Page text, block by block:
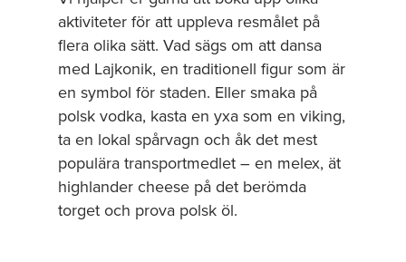
aktiviteter för att uppleva resmålet på
flera olika sätt. Vad sägs om att dansa
med Lajkonik, en traditionell figur som är
ensymbol för staden. Eller smaka på
polsk vodka, kasta en yxa som en viking,
ta en lokalspårvagn och åk det mest
populära transportmedlet – en melex, ät
highlander cheese på det berömda
torget och prova polsk öl.